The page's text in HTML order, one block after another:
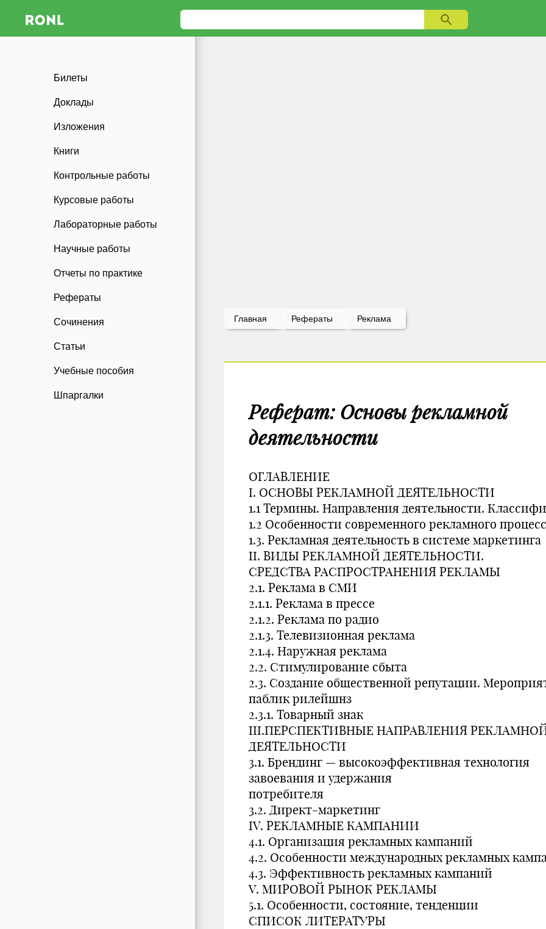
Билеты
Доклады
Изложения
Книги
Контрольные работы
Курсовые работы
Лабораторные работы
Научные работы
Отчеты по практике
Рефераты
Сочинения
Статьи
Учебные пособия
Шпаргалки
Главная Рефераты Реклама
Реферат: Oсновы рекламной
деятельности
ОГЛАВЛЕНИЕ
I. OCHOBЫ РЕКЛАМНОЙ ДЕЯТЕЛЬНОСТИ
1.1 Термины. Направления деятельности.
1.2 Особенности современного рекламного
1.3. Рекламная деятельность в системе маркетинга
II. ВИДЫ РЕКЛАМНОЙ ДЕЯТЕЛЬНОСТИ.
СРЕДСТВА РАСПРОСТРАНЕНИЯ РЕКЛАМЫ
2.1. Реклама в СМИ
2.1.1. Реклама в прессе
2.1.2. Реклама по радио
2.1.3. Телевизионная реклама
2.1.4. Наружная реклама
2.2. Стимулирование сбыта
2.3. Создание общественной репутации.
паблик рилейшнз
2.3.1. Товарный знак
III.ПЕРСПЕКТИВНЫЕ НАПРАВЛЕНИЯ
ДЕЯТЕЛЬНОСТИ
3.1. Брендинг — высокоэффективная технология
завоевания и удержания
потребителя
3.2. Директ-маркетинг
IV. РЕКЛАМНЫЕ КАМПАНИИ
4.1. Организация рекламных кампаний
4.2. Особенности международных рекламных
4.3. Эффективность рекламных кампаний
V. МИРОВОЙ РЫНОК РЕКЛАМЫ
5.1. Особенности, состояние, тенденции
СПИСОК ЛИТЕРАТУРЫ